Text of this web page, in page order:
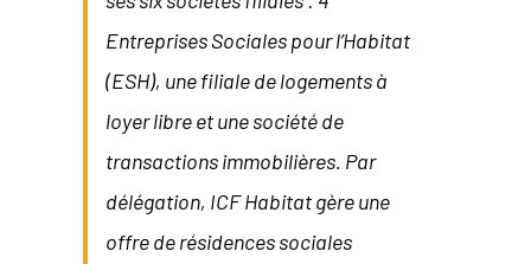
Entreprises Sociales pour l’Habitat
(ESH), une filiale de logements à
loyer libre et une société de
transactions immobilières. Par
délégation, ICF Habitat gère une
offre de résidences sociales